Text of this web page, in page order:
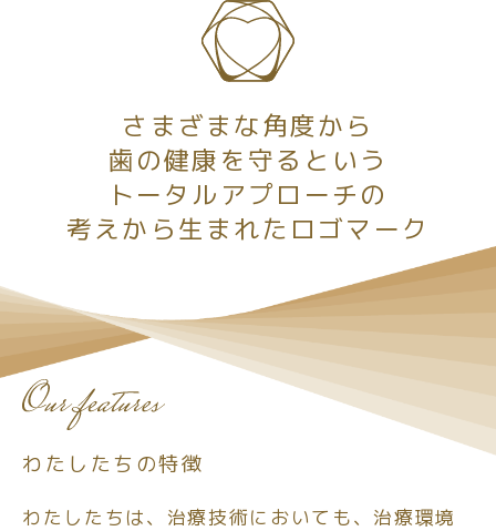
さまざまな角度から
歯の健康を守るという
トータルアプローチの
考えから生まれたロゴマーク
わたしたちの特徴
わたしたちは、治療技術においても、治療環境